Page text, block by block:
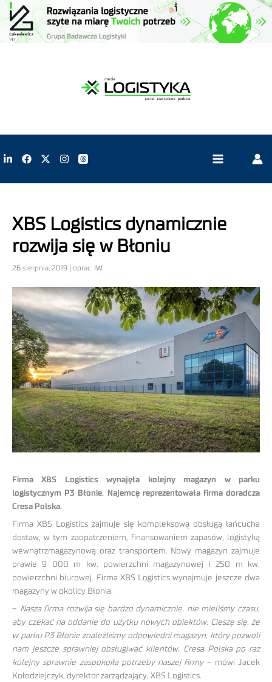
XBS Logistics dynamicznie
rozwija się w Błoniu
26 sierpnia, 2019 | oprac. IW
Firma XBS Logistics wynajęła kolejny magazyn w parku
logistycznym P3 Błonie. Najemcę reprezentowała firma doradcza
Cresa Polska.
Firma XBS Logistics zajmuje się kompleksową obsługą łańcucha
dostaw, w tym zaopatrzeniem, finansowaniem zapasów, logistyką
wewnątrzmagazynową oraz transportem. Nowy magazyn zajmuje
prawie 9 000 m kw. powierzchni magazynowej i 250 m kw.
powierzchni biurowej. Firma XBS Logistics wynajmuje jeszcze dwa
magazyny w okolicy Błonia.
– Nasza firma rozwija się bardzo dynamicznie, nie mieliśmy czasu,
aby czekać na oddanie do użytku nowych obiektów. Cieszę się, że
w parku P3 Błonie znaleźliśmy odpowiedni magazyn, który pozwoli
nam jeszcze sprawniej obsługiwać klientów. Cresa Polska po raz
kolejny sprawnie zaspokoiła potrzeby naszej firmy– mówi Jacek
Kołodziejczyk, dyrektor zarządzający, XBS Logistics.